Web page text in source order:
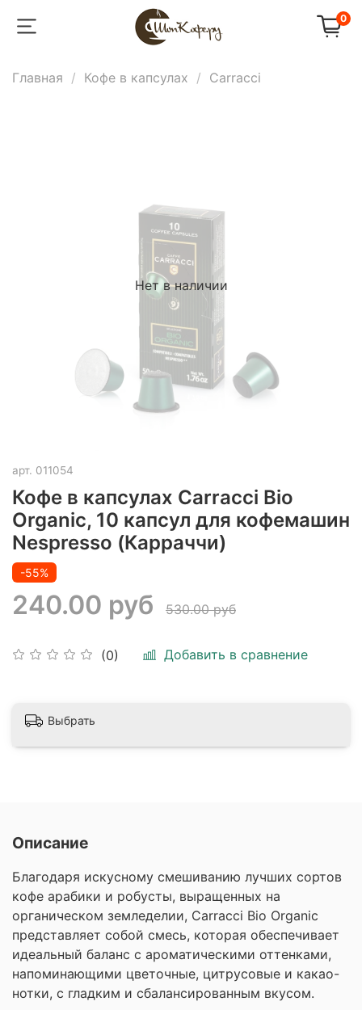
0
Главная Кофе в капсулах Carracci
Нет в наличии
арт. 011054
Кофе в капсулах Carracci Bio
Organic, 10 капсул для кофемашин
Nespresso (Карраччи)
(0) Добавить в сравнение
-55%
240.00 руб 530.00 руб
Выбрать
Описание
Благодаря искусному смешиванию лучших сортов
кофе арабики и робусты, выращенных на
органическом земледелии, Carracci Bio Organic
представляет собой смесь, которая обеспечивает
идеальный баланс с ароматическими оттенками,
напоминающими цветочные, цитрусовые и какао-
нотки, с гладким и сбалансированным вкусом.